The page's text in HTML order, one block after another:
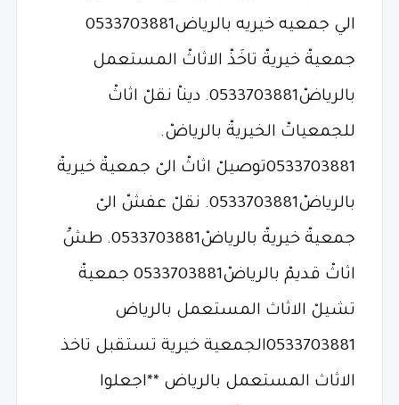
الي جمعيه خيريه بالرياض0533703881
جمعيةْ خيريةْ تاخَذْ الاثاثْ المستعمل
بالرياضْ0533703881. ديناْ نقلْ اثاثْ
للجمعياتْ الخيريةْ بالرياضْ.
0533703881توصيلْ اثاثْ الىْ جمعيةْ خيريةْ
بالرياضْ0533703881. نقلْ عفشْ الىْ
جمعيةْ خيريةْ بالرياضْ0533703881. طشَْ
اثاثْ قديمْ بالرياضْ0533703881 جمعيةْ
تشيلْ الاثاث المستعمل بالرياض
0533703881الجمعية خيرية تستقبل تاخذ
الاثاث المستعمل بالرياض **اجعلوا